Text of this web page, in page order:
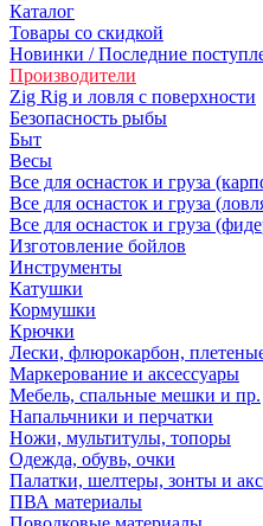
Каталог
Товары со скидкой
Новинки / Последние
Производители
Zig Rig и ловля с поверхности
Безoпасность рыбы
Быт
Весы
Все для оснасток и груза
Все для оснасток и груза
Все для оснасток и груза
Изготовление бойлов
Инструменты
Катушки
Кормушки
Крючки
Лески, флюрокарбон,
Маркерование и аксессуары
Мебель, спальные мешки и пр.
Напальчники и перчатки
Ножи, мультитулы, топоры
Одежда, обувь, очки
Палатки, шелтеры, зонты и
ПВА материалы